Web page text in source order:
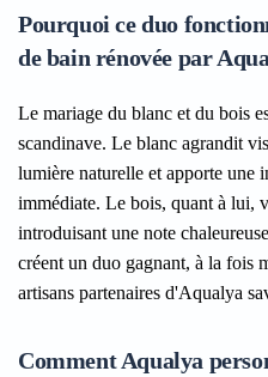
Pourquoi ce duo
de bain rénovée par
Le mariage du blanc et du bois
scandinave. Le blanc agrandit
lumière naturelle et apporte une
immédiate. Le bois, quant à lui,
introduisant une note
créent un duo gagnant, à la fois
artisans partenaires d'Aqualya
Comment Aqualya